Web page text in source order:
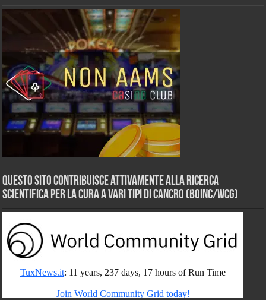
Questo sito contribuisce attivamente alla ricerca
scientifica per la cura a vari tipi di Cancro (BOINC/WCG)